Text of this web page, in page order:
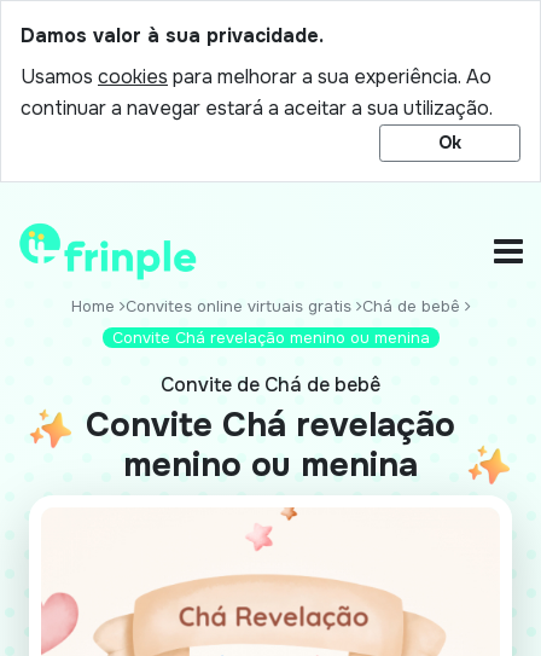
Damos valor à sua privacidade.
Usamos cookies para melhorar a sua experiência. Ao
continuar a navegar estará a aceitar a sua utilização.
Ok
Home Convites online virtuais gratis
Chá de bebê
Convite Chá revelação menino ou menina
Convite de Chá de bebê
Convite Chá revelação
menino ou menina